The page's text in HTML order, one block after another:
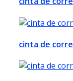
cinta de